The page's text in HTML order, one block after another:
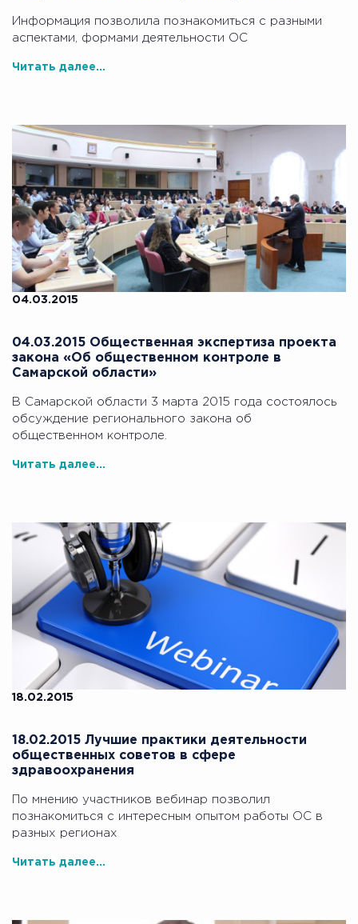
Информация позволила познакомиться с разными
аспектами, формами деятельности ОС
Читать далее...
04.03.2015
04.03.2015 Общественная экспертиза проекта
закона «Об общественном контроле в
Самарской области»
В Самарской области 3 марта 2015 года состоялось
обсуждение регионального закона об
общественном контроле.
Читать далее...
18.02.2015
18.02.2015 Лучшие практики деятельности
общественных советов в сфере
здравоохранения
По мнению участников вебинар позволил
познакомиться с интересным опытом работы ОС в
разных регионах
Читать далее...